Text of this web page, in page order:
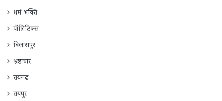
धर्म भक्ति
पॉलिटिक्स
बिलासपुर
भ्रष्टाचार
रायगढ़
रायपुर